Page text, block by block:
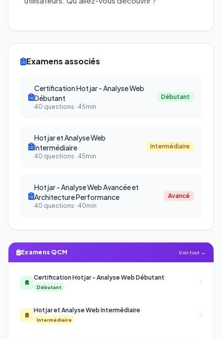
Examens associés
Certification Hotjar - Analyse Web
Débutant
40 questions · 45min
Débutant
Hotjar et Analyse Web
Intermédiaire
40 questions · 45min
Intermédiaire
Hotjar - Analyse Web Avancée et
Architecture Performance
40 questions · 40min
Avancé
Examens QCM Voir tout →
Certification Hotjar - Analyse Web Débutant
Débutant
Hotjar et Analyse Web Intermédiaire
Intermédiaire